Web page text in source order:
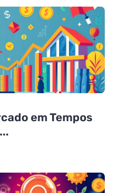
em Tempos